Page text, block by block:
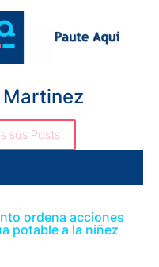
sus Posts
ordena acciones
potable a la niñez